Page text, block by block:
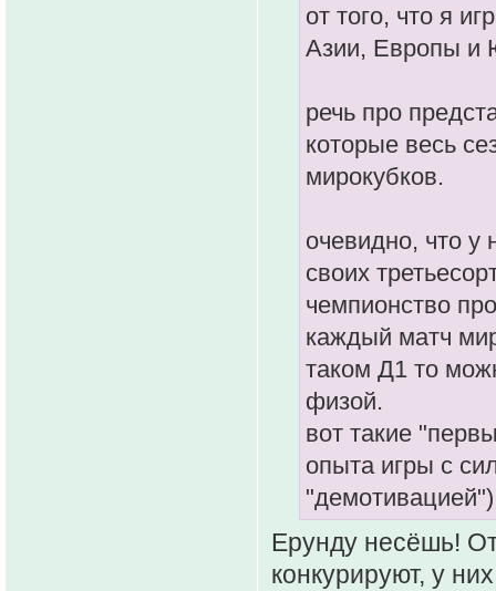
от того, что я
Азии, Европы и
речь про
которые весь
мирокубков.
очевидно, что
своих
чемпионство
каждый матч
таком Д1 то
физой.
вот такие
опыта игры с
Ерунду несёшь!
конкурируют, у